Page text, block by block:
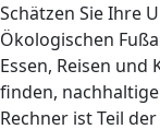
Schätzen Sie Ihre
Ökologischen
Essen, Reisen
finden,
Rechner ist Teil der